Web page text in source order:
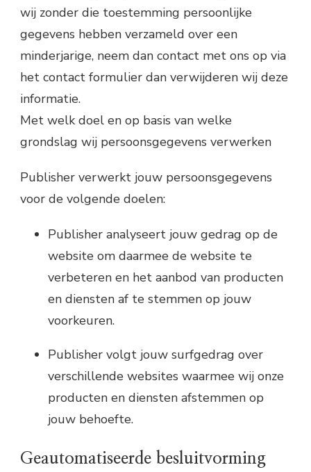
wij zonder die toestemming persoonlijke
gegevens hebben verzameld over een
minderjarige, neem dan contact met ons op via
het contact formulier dan verwijderen wij deze
informatie.
Met welk doel en op basis van welke
grondslag wij persoonsgegevens verwerken
Publisher verwerkt jouw persoonsgegevens
voor de volgende doelen:
Publisher analyseert jouw gedrag op de
website om daarmee de website te
verbeteren en het aanbod van producten
en diensten af te stemmen op jouw
voorkeuren.
Publisher volgt jouw surfgedrag over
verschillende websites waarmee wij onze
producten en diensten afstemmen op
jouw behoefte.
Geautomatiseerde besluitvorming